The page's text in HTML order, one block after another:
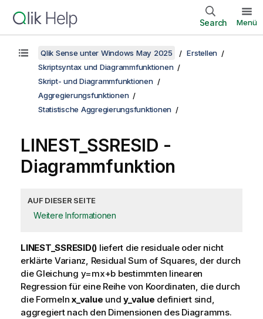
Search Menü
Qlik Sense unter Windows May 2025
Erstellen
Skriptsyntax und Diagrammfunktionen
Skript- und Diagrammfunktionen
Aggregierungsfunktionen
Statistische Aggregierungsfunktionen
LINEST_SSRESID -
Diagrammfunktion
AUF DIESER SEITE
Weitere Informationen
LINEST_SSRESID() liefert die residuale oder nicht
erklärte Varianz, Residual Sum of Squares, der durch
die Gleichung y=mx+b bestimmten linearen
Regression für eine Reihe von Koordinaten, die durch
die Formeln x_value und y_value definiert sind,
aggregiert nach den Dimensionen des Diagramms.